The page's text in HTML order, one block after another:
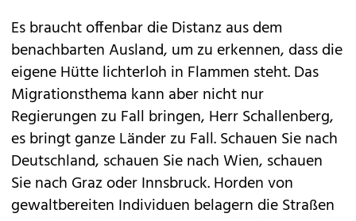
Es braucht offenbar die Distanz aus dem
benachbarten Ausland, um zu erkennen, dass die
eigene Hütte lichterloh in Flammen steht. Das
Migrationsthema kann aber nicht nur
Regierungen zu Fall bringen, Herr Schallenberg,
es bringt ganze Länder zu Fall. Schauen Sie nach
Deutschland, schauen Sie nach Wien, schauen
Sie nach Graz oder Innsbruck. Horden von
gewaltbereiten Individuen belagern die Straßen